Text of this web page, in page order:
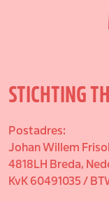
STICHTING
Postadres:
Johan Willem
4818LH Breda,
KvK 60491035 /